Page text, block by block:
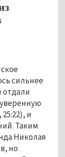
сильнее
отдали
25:22), и
Таким
Николая
но